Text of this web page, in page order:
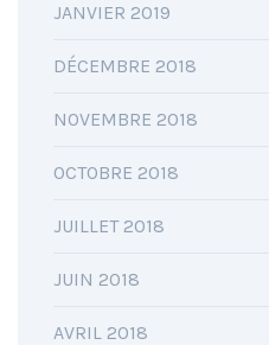
JANVIER 2019
DÉCEMBRE 2018
NOVEMBRE 2018
OCTOBRE 2018
JUILLET 2018
JUIN 2018
AVRIL 2018